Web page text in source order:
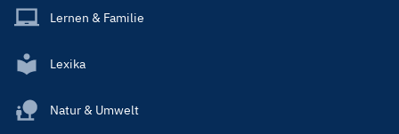
Lernen & Familie
Lexika
Natur & Umwelt